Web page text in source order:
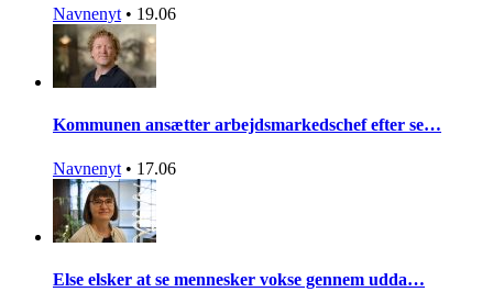
Navnenyt • 19.06
Kommunen ansætter arbejdsmarkedschef efter se…
Navnenyt • 17.06
Else elsker at se mennesker vokse gennem udda…